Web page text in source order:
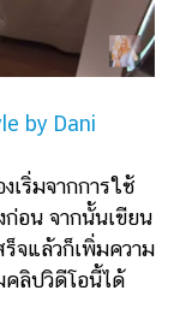
by Dani
มจากการใช้
ก่อน จากนั้นเขียน
ร็จแล้วก็เพิ่มความ
คลิปวิดีโอนี้ได้